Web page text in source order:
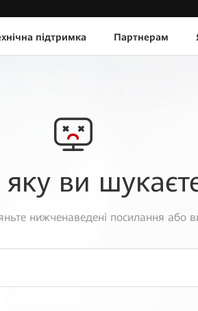
підтримка Партнерам
ви
нижченаведені посилання або